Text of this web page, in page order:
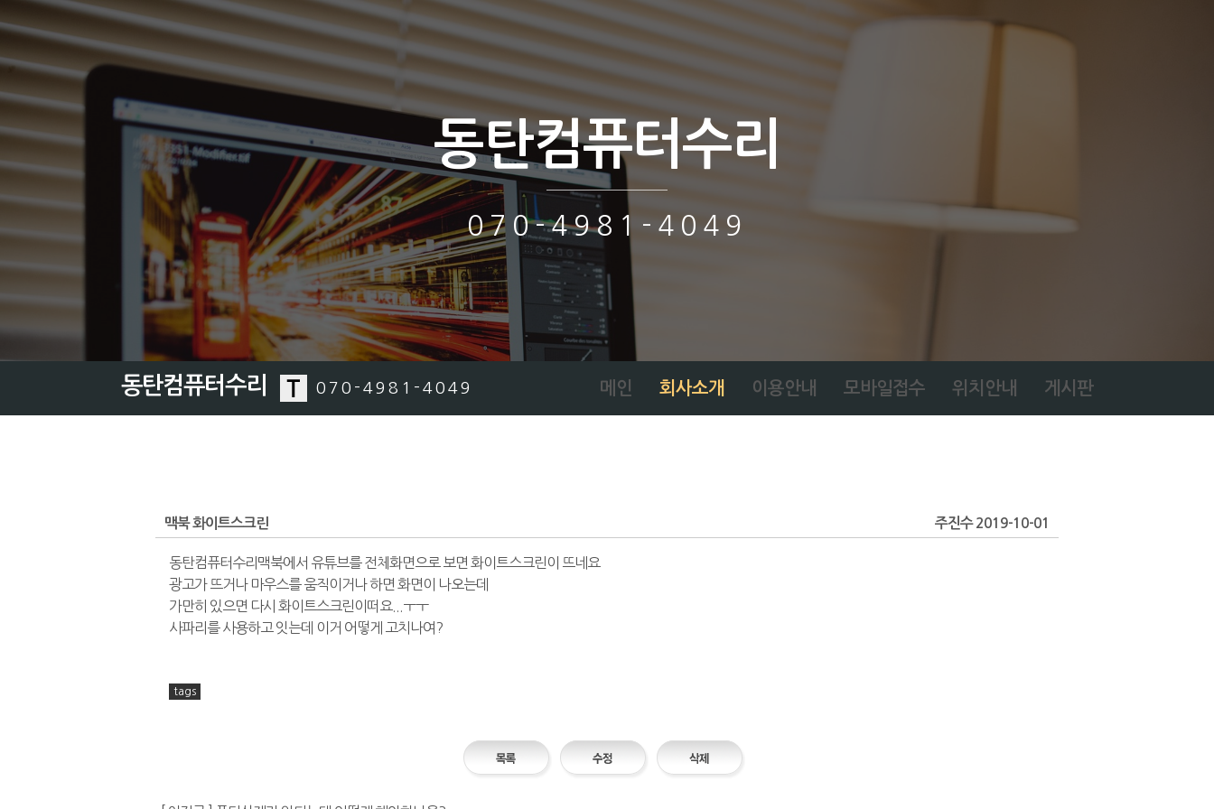
동탄컴퓨터수리
070-4981-4049
동탄컴퓨터수리 070-4981-4049 메인 회사소개 이용안내 모바일접수 위치안내 게시판
맥북 화이트스크린 주진수 2019-10-01
동탄컴퓨터수리맥북에서 유튜브를 전체화면으로 보면 화이트스크린이 뜨네요
광고가 뜨거나 마우스를 움직이거나 하면 화면이 나오는데
가만히 있으면 다시 화이트스크린이떠요...ㅜㅜ
사파리를 사용하고 잇는데 이거 어떻게 고치나여?
tags